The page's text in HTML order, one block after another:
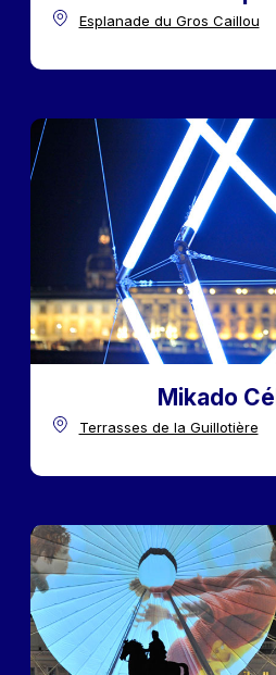
Esplanade du Gros Caillou
Mikado
Terrasses de la Guillotière